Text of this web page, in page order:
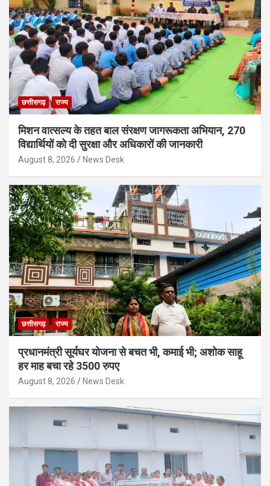
छत्तीसगढ़ राज्य
मिशन वात्सल्य के तहत बाल संरक्षण जागरूकता अभियान, 270
विद्यार्थियों को दी सुरक्षा और अधिकारों की जानकारी
August 8, 2026 News Desk
छत्तीसगढ़ राज्य
प्रधानमंत्री सूर्यघर योजना से बचत भी, कमाई भी; अशोक साहू
हर माह बचा रहे 3500 रुपए
August 8, 2026 News Desk